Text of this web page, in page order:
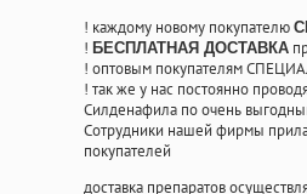
! каждому новому покупателю
! БЕСПЛАТНАЯ ДОСТАВКА
! оптовым покупателям
! так же у нас постоянно
Силденафила по очень
Cотрудники нашей фирмы
покупателей
доставка препаратов